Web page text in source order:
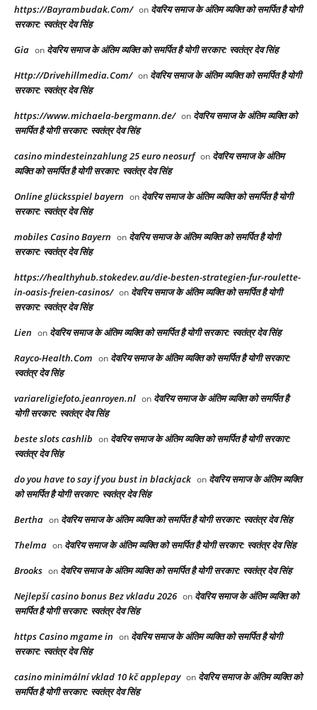
https://Bayrambudak.Com/ on देवरिय समाज के अंतिम व्यक्ति को समर्पित है योगी
सरकार: स्वतंत्र देव सिंह
Gia on देवरिय समाज के अंतिम व्यक्ति को समर्पित है योगी सरकार: स्वतंत्र देव सिंह
Http://Drivehillmedia.Com/ on देवरिय समाज के अंतिम व्यक्ति को समर्पित है योगी
सरकार: स्वतंत्र देव सिंह
https://www.michaela-bergmann.de/ on देवरिय समाज के अंतिम व्यक्ति को
समर्पित है योगी सरकार: स्वतंत्र देव सिंह
casino mindesteinzahlung 25 euro neosurf on देवरिय समाज के अंतिम
व्यक्ति को समर्पित है योगी सरकार: स्वतंत्र देव सिंह
Online glücksspiel bayern on देवरिय समाज के अंतिम व्यक्ति को समर्पित है योगी
सरकार: स्वतंत्र देव सिंह
mobiles Casino Bayern on देवरिय समाज के अंतिम व्यक्ति को समर्पित है योगी
सरकार: स्वतंत्र देव सिंह
https://healthyhub.stokedev.au/die-besten-strategien-fur-roulette-
in-oasis-freien-casinos/ on देवरिय समाज के अंतिम व्यक्ति को समर्पित है योगी
सरकार: स्वतंत्र देव सिंह
Lien on देवरिय समाज के अंतिम व्यक्ति को समर्पित है योगी सरकार: स्वतंत्र देव सिंह
Rayco-Health.Com on देवरिय समाज के अंतिम व्यक्ति को समर्पित है योगी सरकार:
स्वतंत्र देव सिंह
variareligiefoto.jeanroyen.nl on देवरिय समाज के अंतिम व्यक्ति को समर्पित है
योगी सरकार: स्वतंत्र देव सिंह
beste slots cashlib on देवरिय समाज के अंतिम व्यक्ति को समर्पित है योगी सरकार:
स्वतंत्र देव सिंह
do you have to say if you bust in blackjack on देवरिय समाज के अंतिम व्यक्ति
को समर्पित है योगी सरकार: स्वतंत्र देव सिंह
Bertha on देवरिय समाज के अंतिम व्यक्ति को समर्पित है योगी सरकार: स्वतंत्र देव सिंह
Thelma on देवरिय समाज के अंतिम व्यक्ति को समर्पित है योगी सरकार: स्वतंत्र देव सिंह
Brooks on देवरिय समाज के अंतिम व्यक्ति को समर्पित है योगी सरकार: स्वतंत्र देव सिंह
Nejlepší casino bonus Bez vkladu 2026 on देवरिय समाज के अंतिम व्यक्ति को
समर्पित है योगी सरकार: स्वतंत्र देव सिंह
https Casino mgame in on देवरिय समाज के अंतिम व्यक्ति को समर्पित है योगी
सरकार: स्वतंत्र देव सिंह
casino minimální vklad 10 kč applepay on देवरिय समाज के अंतिम व्यक्ति को
समर्पित है योगी सरकार: स्वतंत्र देव सिंह